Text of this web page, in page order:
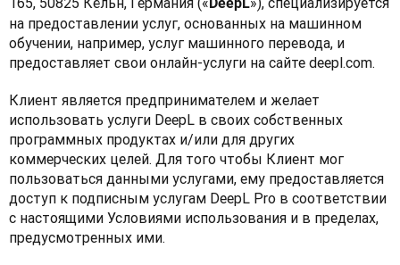
на предоставлении услуг, основанных на машинном
обучении, например, услуг машинного перевода, и
предоставляет свои онлайн-услуги на сайте deepl.com.
Клиент является предпринимателем и желает
использовать услуги DeepL в своих собственных
программных продуктах и/или для других
коммерческих целей. Для того чтобы Клиент мог
пользоваться данными услугами, ему предоставляется
доступ к подписным услугам DeepL Pro в соответствии
с настоящими Условиями использования и в пределах,
предусмотренных ими.